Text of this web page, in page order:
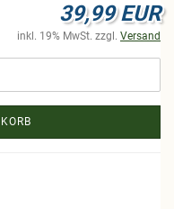
39,99 EUR
inkl. 19% MwSt. zzgl. Versand